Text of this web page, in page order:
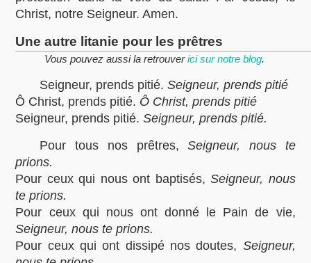
Christ, notre Seigneur. Amen.
Une autre litanie pour les prêtres
Vous pouvez aussi la retrouverici sur notre blog.
Seigneur, prends pitié.Seigneur, prends pitié
Ô Christ, prends pitié. Ô Christ, prends pitié
Seigneur, prends pitié.Seigneur, prends pitié.
Pour tous nos prêtres,Seigneur, nous te
prions.
Pour ceux qui nous ont baptisés,Seigneur, nous
te prions.
Pour ceux qui nous ont donné le Pain de vie,
Seigneur, nous te prions.
Pour ceux qui ont dissipé nos doutes, Seigneur,